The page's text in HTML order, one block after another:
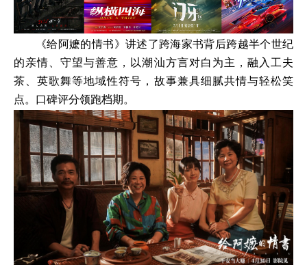
《给阿嬷的情书》讲述了跨海家书背后跨越半个世纪
的亲情、守望与善意，以潮汕方言对白为主，融入工夫
茶、英歌舞等地域性符号，故事兼具细腻共情与轻松笑
点。口碑评分领跑档期。